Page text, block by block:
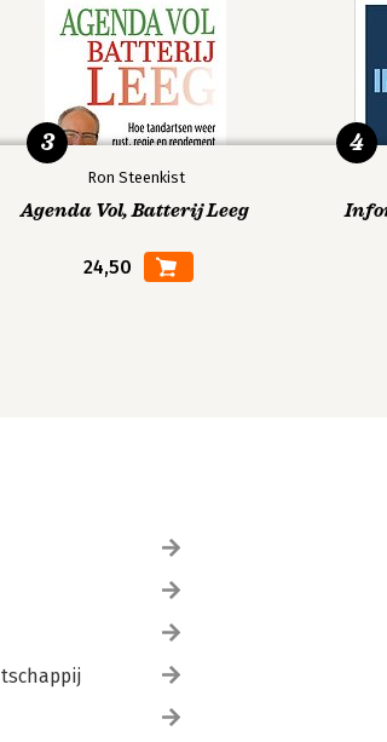
Ron Steenkist
Agenda Vol, Batterij Leeg
24,50
3 4